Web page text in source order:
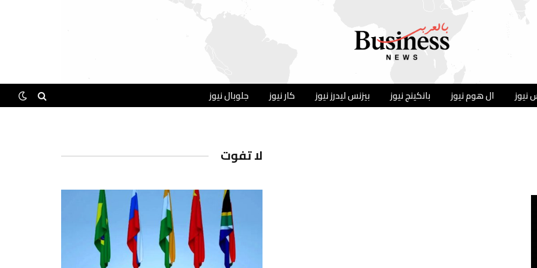
نيوز ال هوم نيوز بانكينج نيوز بيزنس ليدرز نيوز كار نيوز جلوبال نيوز
لا تفوت